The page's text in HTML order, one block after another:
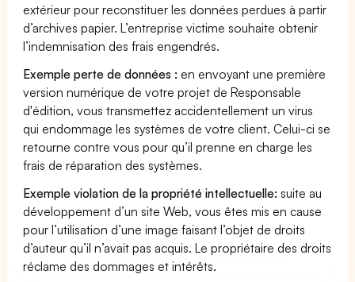
extérieur pour reconstituer les données perdues à partir
d’archives papier. L’entreprise victime souhaite obtenir
l’indemnisation des frais engendrés.
Exemple perte de données : en envoyant une première
version numérique de votre projet de Responsable
d'édition, vous transmettez accidentellement un virus
qui endommage les systèmes de votre client. Celui-ci se
retourne contre vous pour qu’il prenne en charge les
frais de réparation des systèmes.
Exemple violation de la propriété intellectuelle: suite au
développement d’un site Web, vous êtes mis en cause
pour l’utilisation d’une image faisant l’objet de droits
d’auteur qu’il n’avait pas acquis. Le propriétaire des droits
réclame des dommages et intérêts.